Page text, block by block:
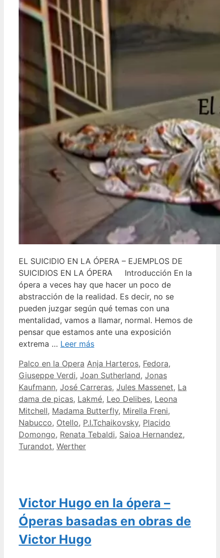
EL SUICIDIO EN LA ÓPERA – EJEMPLOS DE
SUICIDIOS EN LA ÓPERA Introducción En la
ópera a veces hay que hacer un poco de
abstracción de la realidad. Es decir, no se
pueden juzgar según qué temas con una
mentalidad, vamos a llamar, normal. Hemos de
pensar que estamos ante una exposición
extrema … Leer más
Categorías
Palco en la Opera Etiquetas
Anja Harteros, Fedora,
Giuseppe Verdi, Joan Sutherland, Jonas
Kaufmann, José Carreras, Jules Massenet, La
dama de picas, Lakmé, Leo Delibes, Leona
Mitchell, Madama Butterfly, Mirella Freni,
Nabucco, Otello, P.I.Tchaikovsky, Placido
Domongo, Renata Tebaldi, Saioa Hernandez,
Turandot, Werther
Victor Hugo en la ópera –
Óperas basadas en obras de
Victor Hugo